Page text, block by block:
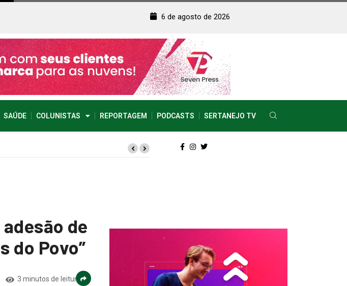
6 de agosto de 2026
SAÚDE COLUNISTAS REPORTAGEM PODCASTS SERTANEJO TV
de
do Povo”
3 minutos de leitura